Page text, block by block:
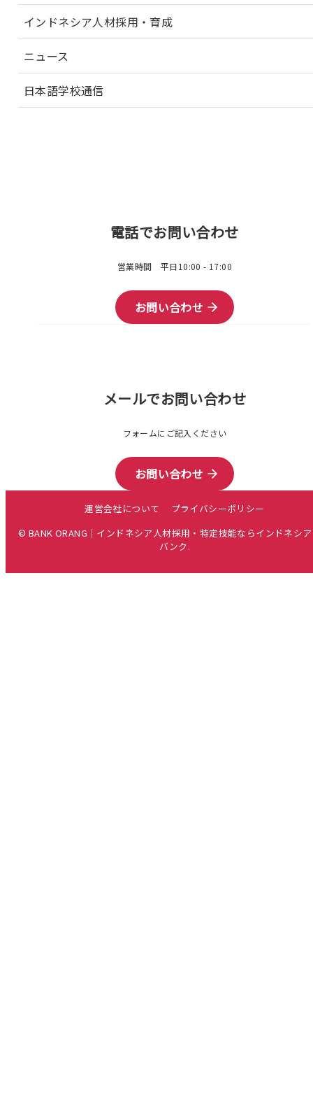
インドネシア人材採用・育成
ニュース
日本語学校通信
電話でお問い合わせ
営業時間 平日10:00 - 17:00
お問い合わせ
メールでお問い合わせ
フォームにご記入ください
お問い合わせ
運営会社について
プライバシーポリシー
© BANK ORANG｜インドネシア人材採用・特定技能ならインドネシ
バンク.